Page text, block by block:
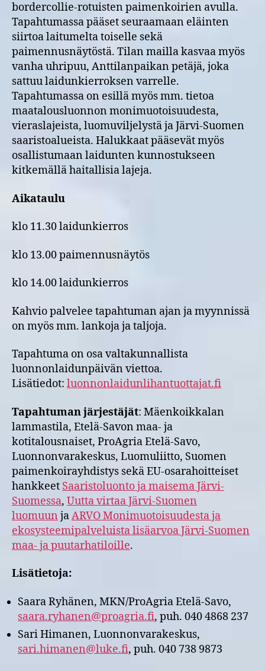
bordercollie-rotuisten paimenkoirien avulla.
Tapahtumassa pääset seuraamaan eläinten
siirtoa laitumelta toiselle sekä
paimennusnäytöstä. Tilan mailla kasvaa myös
vanha uhripuu, Anttilanpaikan petäjä, joka
sattuu laidunkierroksen varrelle.
Tapahtumassa on esillä myös mm. tietoa
maatalousluonnon monimuotoisuudesta,
vieraslajeista, luomuviljelystä ja Järvi-Suomen
saaristoalueista. Halukkaat pääsevät myös
osallistumaan laidunten kunnostukseen
kitkemällä haitallisia lajeja.
Aikataulu
klo 11.30 laidunkierros
klo 13.00 paimennusnäytös
klo 14.00 laidunkierros
Kahvio palvelee tapahtuman ajan ja myynnissä
on myös mm. lankoja ja taljoja.
Tapahtuma on osa valtakunnallista
luonnonlaidunpäivän viettoa.
Lisätiedot: luonnonlaidunlihantuottajat.fi
Tapahtuman järjestäjät: Mäenkoikkalan
lammastila, Etelä-Savon maa- ja
kotitalousnaiset, ProAgria Etelä-Savo,
Luonnonvarakeskus, Luomuliitto, Suomen
paimenkoirayhdistys sekä EU-osarahoitteiset
hankkeet Saaristoluonto ja maisema Järvi-
Suomessa, Uutta virtaa Järvi-Suomen
luomuun jaARVO Monimuotoisuudesta ja
ekosysteemipalveluista lisäarvoa Järvi-Suomen
maa- ja puutarhatiloille.
Lisätietoja:
Saara Ryhänen, MKN/ProAgria Etelä-Savo,
saara.ryhanen@proagria.fi, puh. 040 4868 237
Sari Himanen, Luonnonvarakeskus,
sari.himanen@luke.fi, puh. 040 738 9873